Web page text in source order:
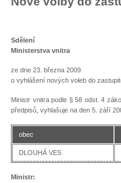
Sdělení
Ministerstva vnitra
ze dne 23. března 2009
o vyhlášení nových voleb do
Ministr vnitra podle § 58 odst. 4
předpisů, vyhlašuje na den 5. září
obec
DLOUHÁ VES
Ministr: